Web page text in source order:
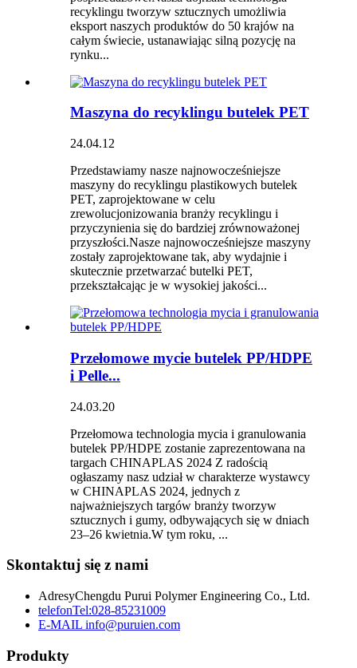
recyklingu tworzyw sztucznych umożliwia
eksport naszych produktów do 50 krajów na
całym świecie, ustanawiając silną pozycję na
rynku...
Maszyna do recyklingu butelek PET
24.04.12
Przedstawiamy nasze najnowocześniejsze
maszyny do recyklingu plastikowych butelek
PET, zaprojektowane w celu
zrewolucjonizowania branży recyklingu i
przyczynienia się do bardziej zrównoważonej
przyszłości.Nasze najnowocześniejsze maszyny
zostały zaprojektowane tak, aby wydajnie i
skutecznie przetwarzać butelki PET,
przekształcając je w wysokiej jakości...
Przełomowe mycie butelek PP/HDPE
i Pelle...
24.03.20
Przełomowa technologia mycia i granulowania
butelek PP/HDPE zostanie zaprezentowana na
targach CHINAPLAS 2024 Z radością
ogłaszamy nasz udział w charakterze wystawcy
w CHINAPLAS 2024, jednych z
najważniejszych targów branży tworzyw
sztucznych i gumy, odbywających się w dniach
23–26 kwietnia.W tym roku, ...
Skontaktuj się z nami
AdresyChengdu Purui Polymer Engineering Co., Ltd.
telefonTel:028-85231009
E-MAIL info@puruien.com
Produkty